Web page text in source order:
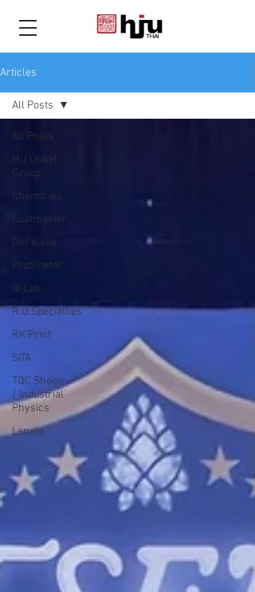
THAI
Articles
All Posts
H.J.Unkel
Group
Chemicals
Coatmaster
DeFelsko
Protimeter
Q-Lab
R.D.Specialties
RK Print
SITA
TQC Sheen
/ Industrial
Physics
Leneta
All Posts